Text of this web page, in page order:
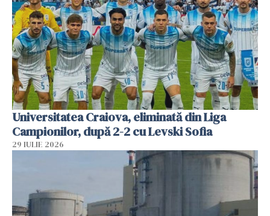
Universitatea Craiova, eliminată din Liga
Campionilor, după 2-2 cu Levski Sofia
29 IULIE 2026